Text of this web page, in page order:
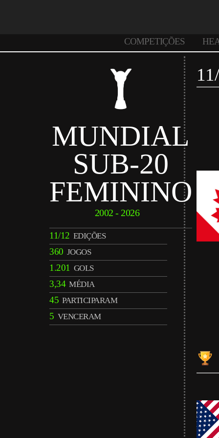
COMPETIÇÕES
MUNDIAL
SUB-20
FEMININO
2002 - 2026
11/12 EDIÇÕES
360 JOGOS
1.201 GOLS
3,34MÉDIA
45 PARTICIPARAM
5 VENCERAM